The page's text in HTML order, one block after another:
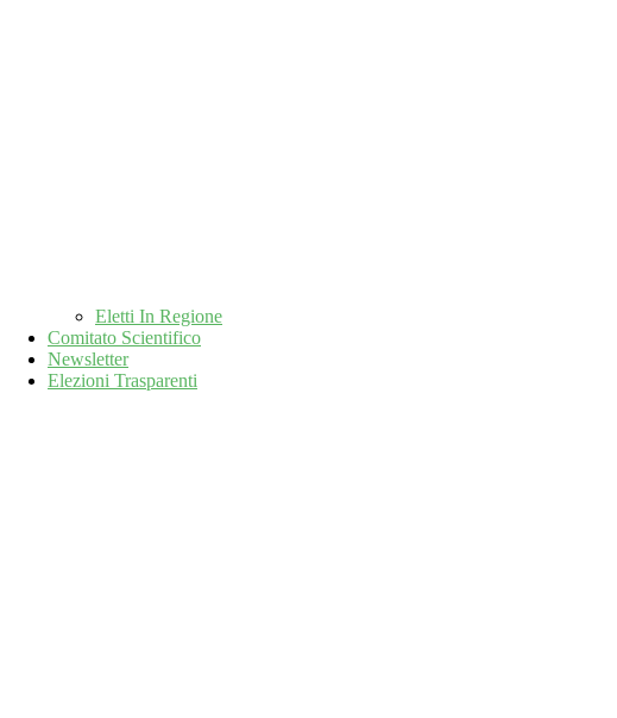
Eletti In Regione
Comitato Scientifico
Newsletter
Elezioni Trasparenti